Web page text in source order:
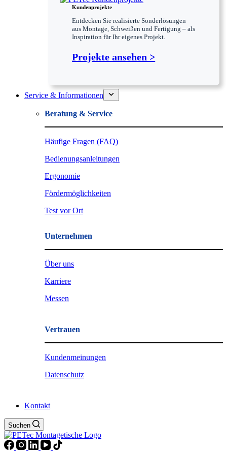
Kundenprojekte
Entdecken Sie realisierte Sonderlösungen
aus Montage, Schweißen und Fertigung – als
Inspiration für Ihr eigenes Projekt.
Projekte ansehen >
Service & Informationen
Beratung & Service
Häufige Fragen (FAQ)
Bedienungsanleitungen
Ergonomie
Fördermöglichkeiten
Test vor Ort
Unternehmen
Über uns
Karriere
Messen
Vertrauen
Kundenmeinungen
Datenschutz
Kontakt
Suchen